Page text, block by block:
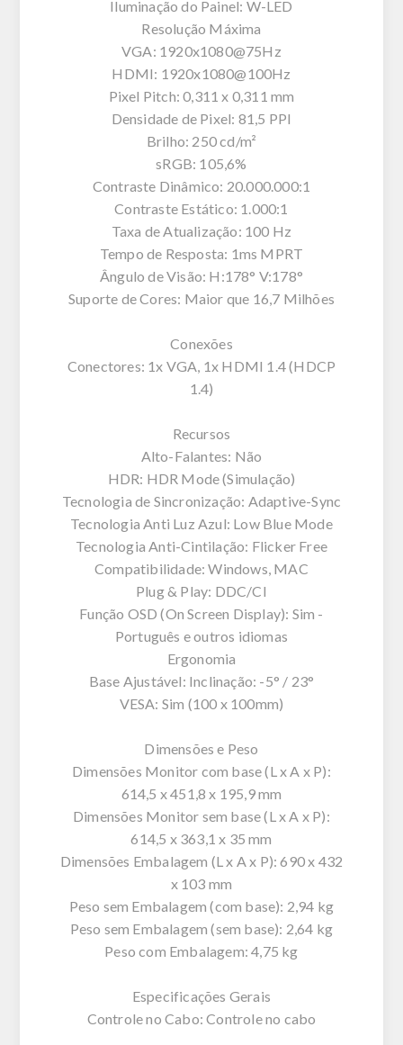
Iluminação do Painel: W-LED
Resolução Máxima
VGA: 1920x1080@75Hz
HDMI: 1920x1080@100Hz
Pixel Pitch: 0,311 x 0,311 mm
Densidade de Pixel: 81,5 PPI
Brilho: 250 cd/m²
sRGB: 105,6%
Contraste Dinâmico: 20.000.000:1
Contraste Estático: 1.000:1
Taxa de Atualização: 100 Hz
Tempo de Resposta: 1ms MPRT
Ângulo de Visão: H:178° V:178°
Suporte de Cores: Maior que 16,7 Milhões
Conexões
Conectores: 1x VGA, 1x HDMI 1.4 (HDCP
1.4)
Recursos
Alto-Falantes: Não
HDR: HDR Mode (Simulação)
Tecnologia de Sincronização: Adaptive-Sync
Tecnologia Anti Luz Azul: Low Blue Mode
Tecnologia Anti-Cintilação: Flicker Free
Compatibilidade: Windows, MAC
Plug & Play: DDC/CI
Função OSD (On Screen Display): Sim -
Português e outros idiomas
Ergonomia
Base Ajustável: Inclinação: -5° / 23°
VESA: Sim (100 x 100mm)
Dimensões e Peso
Dimensões Monitor com base (L x A x P):
614,5 x 451,8 x 195,9 mm
Dimensões Monitor sem base (L x A x P):
614,5 x 363,1 x 35 mm
Dimensões Embalagem (L x A x P): 690 x 432
x 103 mm
Peso sem Embalagem (com base): 2,94 kg
Peso sem Embalagem (sem base): 2,64 kg
Peso com Embalagem: 4,75 kg
Especificações Gerais
Controle no Cabo: Controle no cabo